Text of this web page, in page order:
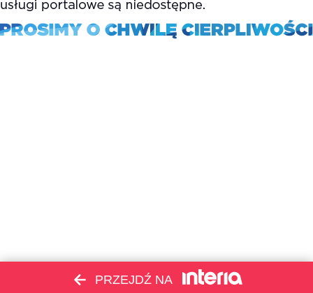
PRZEJDŹ NA